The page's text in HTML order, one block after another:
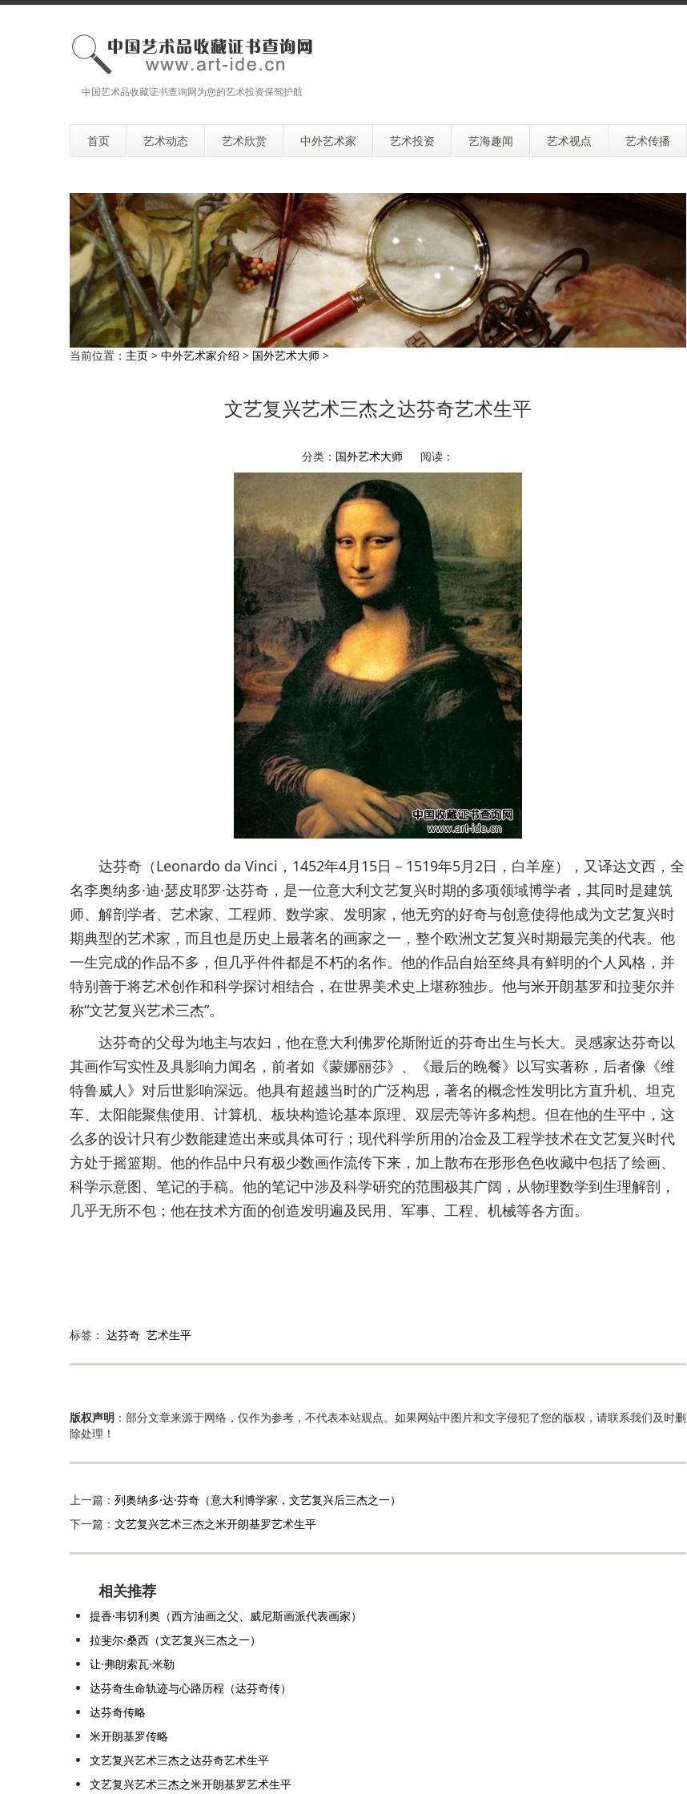
中国艺术品收藏证书查询网为您的艺术投资保驾护航
首页 艺术动态 艺术欣赏 中外艺术家 艺术投资 艺海趣闻 艺术视点 艺术传播
当前位置： 主页 > 中外艺术家介绍 > 国外艺术大师 >
文艺复兴艺术三杰之达芬奇艺术生平
分类： 国外艺术大师 阅读：
达芬奇（Leonardo da Vinci，1452年4月15日－1519年5月2日，白羊座），又译达文西，全
名李奥纳多·迪·瑟皮耶罗·达芬奇，是一位意大利文艺复兴时期的多项领域博学者，其同时是建筑
师、解剖学者、艺术家、工程师、数学家、发明家，他无穷的好奇与创意使得他成为文艺复兴时
期典型的艺术家，而且也是历史上最著名的画家之一，整个欧洲文艺复兴时期最完美的代表。他
一生完成的作品不多，但几乎件件都是不朽的名作。他的作品自始至终具有鲜明的个人风格，并
特别善于将艺术创作和科学探讨相结合，在世界美术史上堪称独步。他与米开朗基罗和拉斐尔并
称“文艺复兴艺术三杰”。
达芬奇的父母为地主与农妇，他在意大利佛罗伦斯附近的芬奇出生与长大。灵感家达芬奇以
其画作写实性及具影响力闻名，前者如《蒙娜丽莎》、《最后的晚餐》以写实著称，后者像《维
特鲁威人》对后世影响深远。他具有超越当时的广泛构思，著名的概念性发明比方直升机、坦克
车、太阳能聚焦使用、计算机、板块构造论基本原理、双层壳等许多构想。但在他的生平中，这
么多的设计只有少数能建造出来或具体可行；现代科学所用的冶金及工程学技术在文艺复兴时代
方处于摇篮期。他的作品中只有极少数画作流传下来，加上散布在形形色色收藏中包括了绘画、
科学示意图、笔记的手稿。他的笔记中涉及科学研究的范围极其广阔，从物理数学到生理解剖，
几乎无所不包；他在技术方面的创造发明遍及民用、军事、工程、机械等各方面。
标签： 达芬奇 艺术生平
版权声明 ：部分文章来源于网络，仅作为参考，不代表本站观点。如果网站中图片和文字侵犯了您的版权，请联系我们及时删
除处理！
上一篇： 列奥纳多·达·芬奇（意大利博学家，文艺复兴后三杰之一）
下一篇： 文艺复兴艺术三杰之米开朗基罗艺术生平
相关推荐
提香·韦切利奥（西方油画之父、威尼斯画派代表画家）
拉斐尔·桑西（文艺复兴三杰之一）
让·弗朗索瓦·米勒
达芬奇生命轨迹与心路历程（达芬奇传）
达芬奇传略
米开朗基罗传略
文艺复兴艺术三杰之达芬奇艺术生平
文艺复兴艺术三杰之米开朗基罗艺术生平